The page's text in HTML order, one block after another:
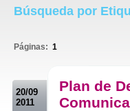
Búsqueda por
Páginas: 1
20/09
2011
Plan de